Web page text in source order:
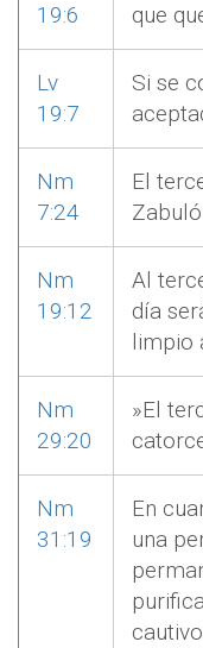
19:6
que
Lv
19:7
Si se
Nm
7:24
El
Nm
19:12
Al
día
limpio
Nm
29:20
»El
Nm
31:19
En
una